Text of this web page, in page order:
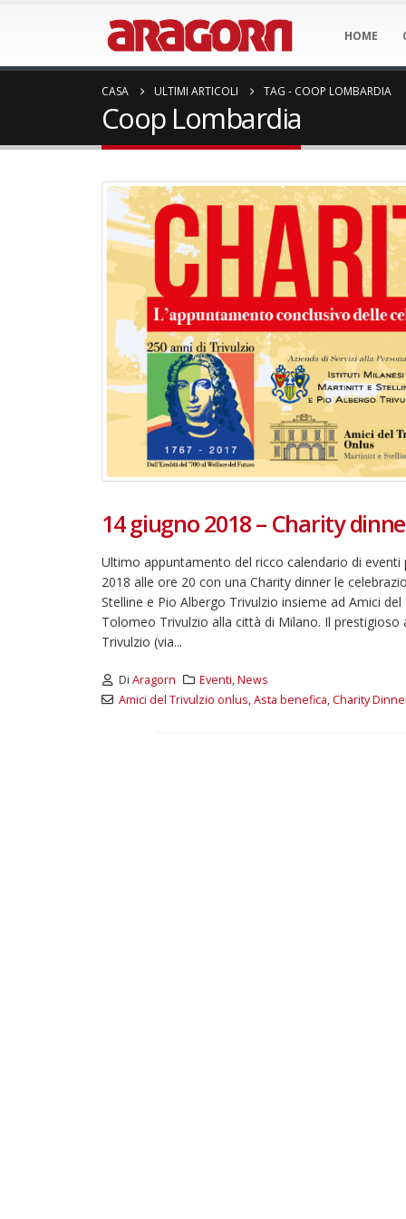
HOME
CASA ULTIMI ARTICOLI TAG - COOP LOMBARDIA
Coop Lombardia
14 giugno 2018 – Charity
Ultimo appuntamento del ricco calendario di
2018 alle ore 20 con una Charity dinner le
Stelline e Pio Albergo Trivulzio insieme ad Amici
Tolomeo Trivulzio alla città di Milano. Il prestigioso
Trivulzio (via...
Di Aragorn Eventi,News
Amici del Trivulzio onlus,Asta benefica,Charity